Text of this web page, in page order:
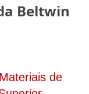
Beltwin
de